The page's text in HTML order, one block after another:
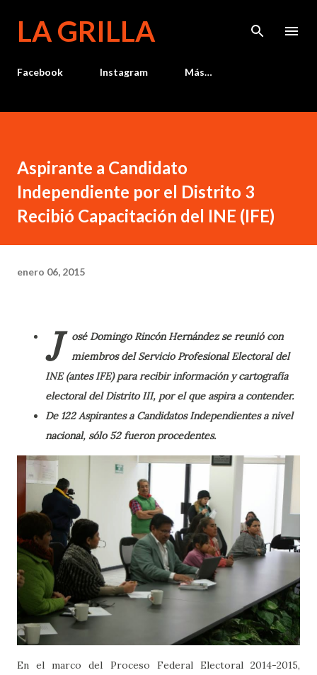
LA GRILLA
Facebook Instagram Más…
Aspirante a Candidato
Independiente por el Distrito 3
Recibió Capacitación del INE (IFE)
enero 06, 2015
J
osé Domingo Rincón Hernández se reunió con
miembros del Servicio Profesional Electoral del
INE (antes IFE) para recibir información y cartografía
electoral del Distrito III, por el que aspira a contender.
De 122 Aspirantes a Candidatos Independientes a nivel
nacional, sólo 52 fueron procedentes.
En el marco del Proceso Federal Electoral 2014-2015,